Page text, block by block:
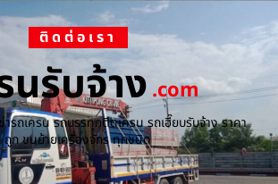
ติดต่อเรา
นรับจ้าง.com
ารถเครน รถบรรทุกติดเครน รถเฮี๊ยบรับจ้าง ราคา
ถูก ขนย้ายเครื่องจักร ทุกชนิด